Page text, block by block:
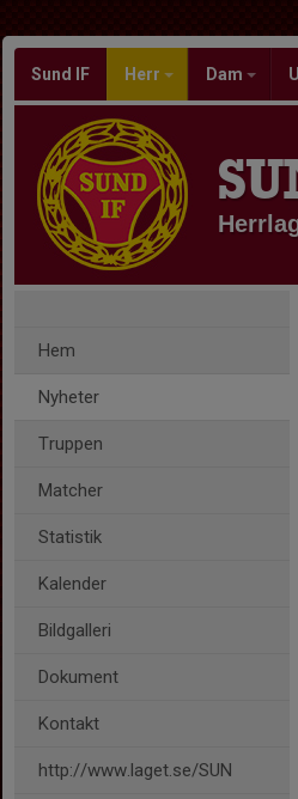
Sund IF Herr Dam
Hem
Nyheter
Truppen
Matcher
Statistik
Kalender
Bildgalleri
Dokument
Kontakt
http://www.laget.se/SUN